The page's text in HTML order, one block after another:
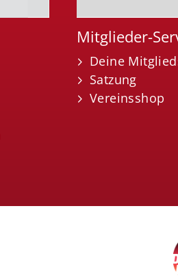
Mitglieder-
Deine
Satzung
Vereinsshop